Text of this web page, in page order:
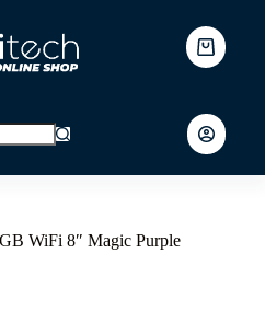
Shopping
cart
WiFi 8″ Magic Purple